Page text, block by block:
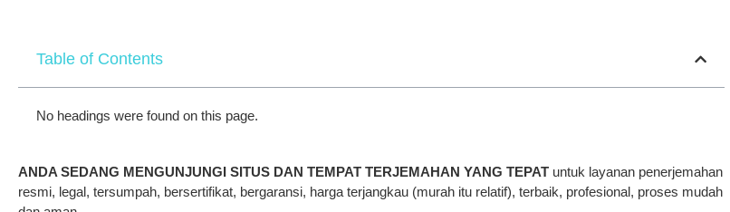
Table of Contents
No headings were found on this page.
ANDA SEDANG MENGUNJUNGI SITUS DAN TEMPAT TERJEMAHAN YANG TEPAT untuk layanan penerjemahan
resmi, legal, tersumpah, bersertifikat, bergaransi, harga terjangkau (murah itu relatif), terbaik, profesional, proses mudah